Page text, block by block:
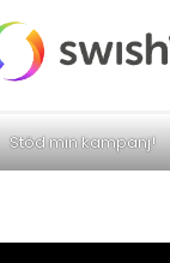
Stöd min kampanj!